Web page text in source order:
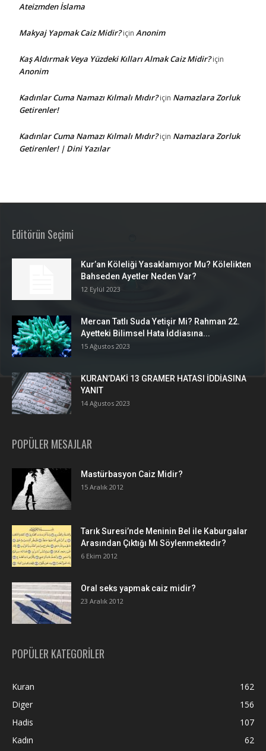
Ateizmden İslama
Makyaj Yapmak Caiz Midir?için Anonim
Kaş Aldırmak Veya Yüzdeki Kılları Almak Caiz Midir?için
Anonim
Kadınlar Cuma Namazı Kılmalı Mıdır?için Namazlara Zorluk
Getirenler!
Kadınlar Cuma Namazı Kılmalı Mıdır?için Namazlara Zorluk
Getirenler! | Dini Yazılar
Editörün Seçimi
Kur’an Köleliği Yasaklamıyor Mu? Kölelikten
Bahseden Ayetler Neden Var?
12 Eylül 2023
Mercan Tatlı Suda Yetişir Mi? Rahman 22.
Ayetteki Bilimsel Hata İddiasına...
15 Ağustos 2023
KURAN’DAKİ 13 GRAMER HATASI İDDİASINA
YANIT
14 Ağustos 2023
POPÜLER MESAJLAR
Mastürbasyon Caiz Midir?
15 Aralık 2012
Tarık Suresi’nde Meninin Bel ile Kaburgalar
Arasından Çıktığı Mı Söylenmektedir?
6 Ekim 2012
Oral seks yapmak caiz midir?
23 Aralık 2012
POPÜLER KATEGORİLER
Kuran
162
Diger
156
Hadis
107
Kadın
62